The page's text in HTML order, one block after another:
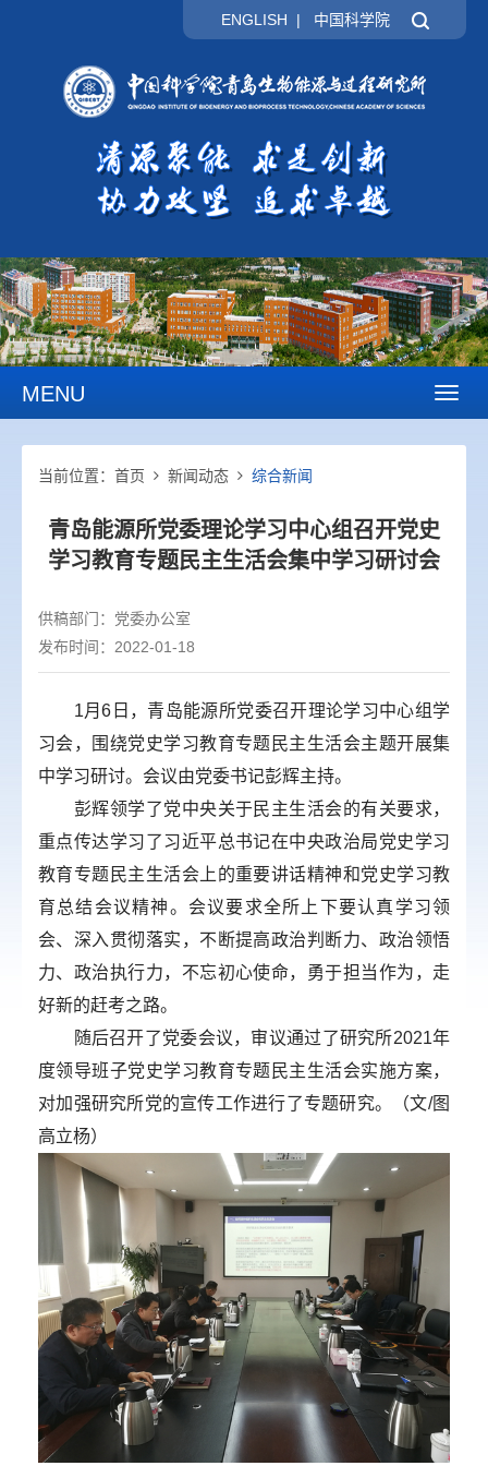
ENGLISH | 中国科学院
MENU
当前位置： 首页 新闻动态 综合新闻
青岛能源所党委理论学习中心组召开党史
学习教育专题民主生活会集中学习研讨会
供稿部门： 党委办公室
发布时间：2022-01-18
1月6日，青岛能源所党委召开理论学习中心组学
习会，围绕党史学习教育专题民主生活会主题开展集
中学习研讨。会议由党委书记彭辉主持。
彭辉领学了党中央关于民主生活会的有关要求，
重点传达学习了习近平总书记在中央政治局党史学习
教育专题民主生活会上的重要讲话精神和党史学习教
育总结会议精神。会议要求全所上下要认真学习领
会、深入贯彻落实，不断提高政治判断力、政治领悟
力、政治执行力，不忘初心使命，勇于担当作为，走
好新的赶考之路。
随后召开了党委会议，审议通过了研究所2021年
度领导班子党史学习教育专题民主生活会实施方案，
对加强研究所党的宣传工作进行了专题研究。（文/图
高立杨）